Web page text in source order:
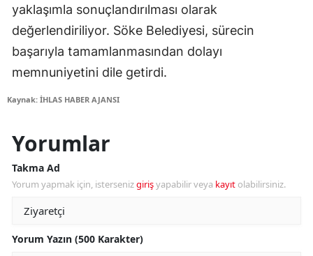
yaklaşımla sonuçlandırılması olarak
değerlendiriliyor. Söke Belediyesi, sürecin
başarıyla tamamlanmasından dolayı
memnuniyetini dile getirdi.
Kaynak: İHLAS HABER AJANSI
Yorumlar
Takma Ad
Yorum yapmak için, istersenizgirişyapabilir veya kayıt olabilirsiniz.
Yorum Yazın (500 Karakter)